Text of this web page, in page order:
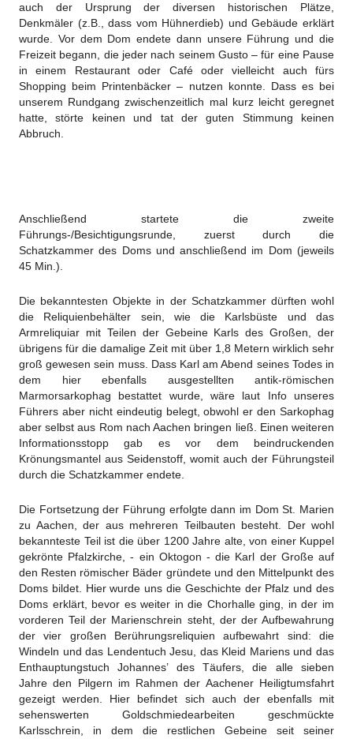
auch der Ursprung der diversen historischen Plätze,
Denkmäler (z.B., dass vom Hühnerdieb) und Gebäude erklärt
wurde. Vor dem Dom endete dann unsere Führung und die
Freizeit begann, die jeder nach seinem Gusto – für eine Pause
in einem Restaurant oder Café oder vielleicht auch fürs
Shopping beim Printenbäcker – nutzen konnte. Dass es bei
unserem Rundgang zwischenzeitlich mal kurz leicht geregnet
hatte, störte keinen und tat der guten Stimmung keinen
Abbruch.
Anschließend startete die zweite
Führungs-/Besichtigungsrunde, zuerst durch die
Schatzkammer des Doms und anschließend im Dom (jeweils
45 Min.).
Die bekanntesten Objekte in der Schatzkammer dürften wohl
die Reliquienbehälter sein, wie die Karlsbüste und das
Armreliquiar mit Teilen der Gebeine Karls des Großen, der
übrigens für die damalige Zeit mit über 1,8 Metern wirklich sehr
groß gewesen sein muss. Dass Karl am Abend seines Todes in
dem hier ebenfalls ausgestellten antik-römischen
Marmorsarkophag bestattet wurde, wäre laut Info unseres
Führers aber nicht eindeutig belegt, obwohl er den Sarkophag
aber selbst aus Rom nach Aachen bringen ließ. Einen weiteren
Informationsstopp gab es vor dem beindruckenden
Krönungsmantel aus Seidenstoff, womit auch der Führungsteil
durch die Schatzkammer endete.
Die Fortsetzung der Führung erfolgte dann im Dom St. Marien
zu Aachen, der aus mehreren Teilbauten besteht. Der wohl
bekannteste Teil ist die über 1200 Jahre alte, von einer Kuppel
gekrönte Pfalzkirche, - ein Oktogon - die Karl der Große auf
den Resten römischer Bäder gründete und den Mittelpunkt des
Doms bildet. Hier wurde uns die Geschichte der Pfalz und des
Doms erklärt, bevor es weiter in die Chorhalle ging, in der im
vorderen Teil der Marienschrein steht, der der Aufbewahrung
der vier großen Berührungsreliquien aufbewahrt sind: die
Windeln und das Lendentuch Jesu, das Kleid Mariens und das
Enthauptungstuch Johannes’ des Täufers, die alle sieben
Jahre den Pilgern im Rahmen der Aachener Heiligtumsfahrt
gezeigt werden. Hier befindet sich auch der ebenfalls mit
sehenswerten Goldschmiedearbeiten geschmückte
Karlsschrein, in dem die restlichen Gebeine seit seiner